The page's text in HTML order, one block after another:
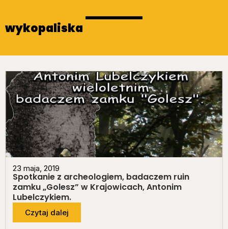
wykopaliska
23 maja, 2019
Spotkanie z archeologiem, badaczem ruin
zamku „Golesz” w Krajowicach, Antonim
Lubelczykiem.
Czytaj dalej